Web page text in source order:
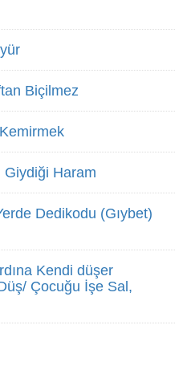
Biçilmez
Haram
Dedikodu (Gıybet)
Kendi düşer
Çocuğu İşe Sal,